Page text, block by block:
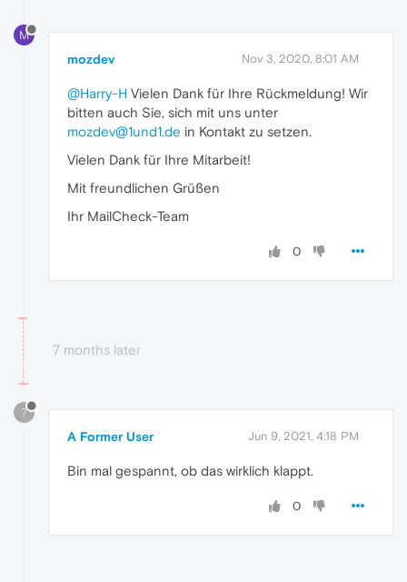
M
mozdev Nov 3, 2020, 8:01 AM
@Harry-H Vielen Dank für Ihre Rückmeldung! Wir
bitten auch Sie, sich mit uns unter
mozdev@1und1.de in Kontakt zu setzen.
Vielen Dank für Ihre Mitarbeit!
Mit freundlichen Grüßen
Ihr MailCheck-Team
0
7 months later
?
A Former User Jun 9, 2021, 4:18 PM
Bin mal gespannt, ob das wirklich klappt.
0